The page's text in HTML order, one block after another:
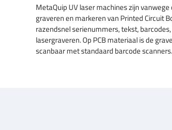
MetaQuip UV laser machines zijn
graveren en markeren van Printed Circuit
razendsnel serienummers, tekst,
lasergraveren. Op PCB materiaal is de
scanbaar met standaard barcode scanners.